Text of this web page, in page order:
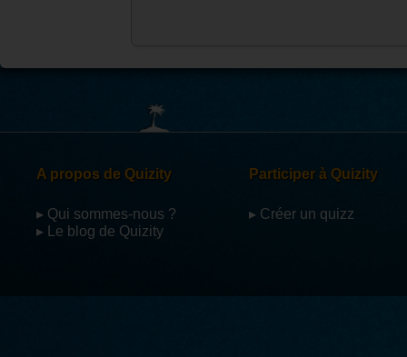
A propos de Quizity
▸ Qui sommes-nous ?
▸ Le blog de Quizity
Participer à Quizity
▸ Créer un quizz